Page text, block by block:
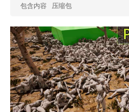
包含内容
压缩包